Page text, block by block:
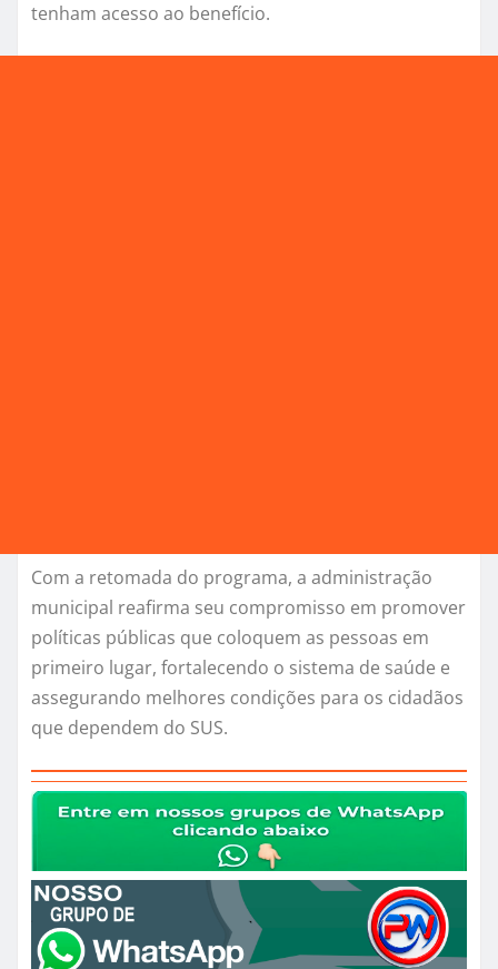
tenham acesso ao benefício.
Com a retomada do programa, a administração
municipal reafirma seu compromisso em promover
políticas públicas que coloquem as pessoas em
primeiro lugar, fortalecendo o sistema de saúde e
assegurando melhores condições para os cidadãos
que dependem do SUS.